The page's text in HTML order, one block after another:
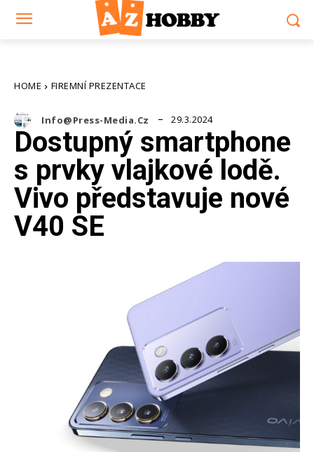
HOME FIREMNÍ PREZENTACE
Info@press-Media.cz 29.3.2024
Dostupný smartphone
s prvky vlajkové lodě.
Vivo představuje nové
V40 SE